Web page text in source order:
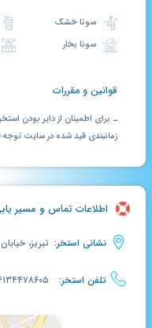
سونا خشک
سونا بخار
قوانین و مقررات
ـ برای اطمینان از دایر بودن
زمانبندی قید شده در سایت توجه
اطلاعات تماس و مسیر
نشانی استخر: تبریز،
تلفن استخر: